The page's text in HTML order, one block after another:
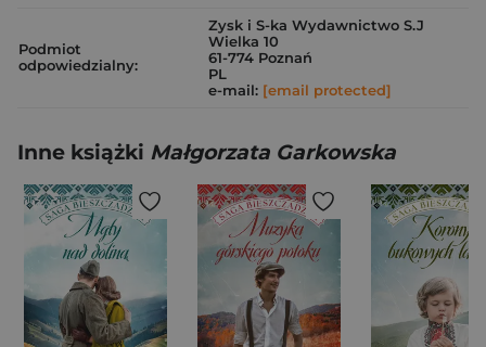
Podmiot
odpowiedzialny:
Zysk i S-ka Wydawnictwo S.J
Wielka 10
61-774 Poznań
PL
e-mail: [email protected]
Inne książki Małgorzata Garkowska